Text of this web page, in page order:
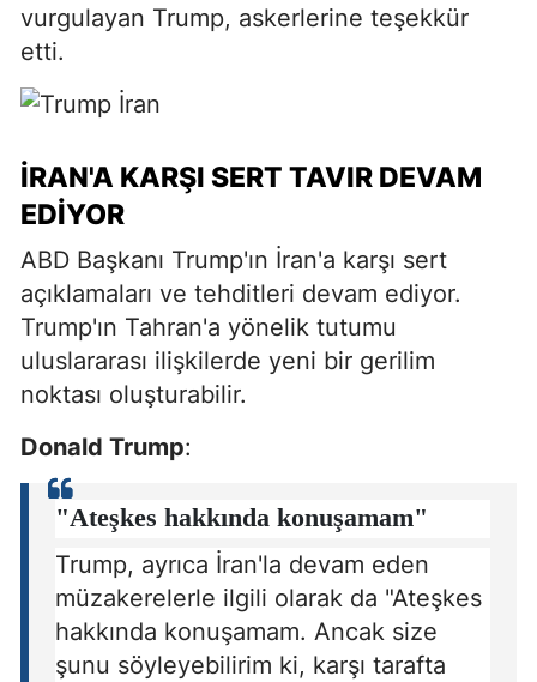
vurgulayan Trump, askerlerine teşekkür
etti.
İRAN'A KARŞI SERT TAVIR DEVAM
EDIYOR
ABD Başkanı Trump'ın İran'a karşı sert
açıklamaları ve tehditleri devam ediyor.
Trump'ın Tahran'a yönelik tutumu
uluslararası ilişkilerde yeni bir gerilim
noktası oluşturabilir.
Donald Trump:
"Ateşkes hakkında konuşamam"
Trump, ayrıca İran'la devam eden
müzakerelerle ilgili olarak da "Ateşkes
hakkında konuşamam. Ancak size
şunu söyleyebilirim ki, karşı tarafta